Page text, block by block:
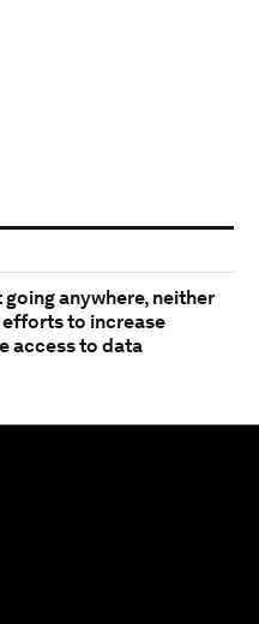
going anywhere, neither
to increase
access to data